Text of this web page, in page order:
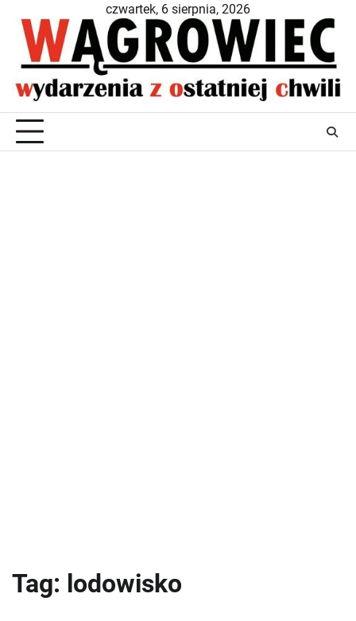
content
czwartek, 6 sierpnia, 2026
Tag: lodowisko